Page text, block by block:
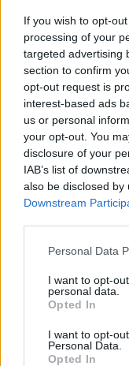
If you wish to opt-
processing of your
targeted advertising
section to confirm
opt-out request is
interest-based ads
us or personal
your opt-out. You
disclosure of your
IAB’s list of
also be disclosed
Downstream
Personal Data
I want to opt-
personal data.
Opted In
I want to opt-
Personal Data.
Opted In
helikoptere
Ennek nem lett
Kármán
kormánya a
pozíciójába
Nagy Mártont